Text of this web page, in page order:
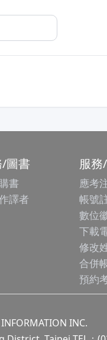
圖書
書
譯者
服務
應考
帳號
數位
下載
修改
合併
預約
INC.